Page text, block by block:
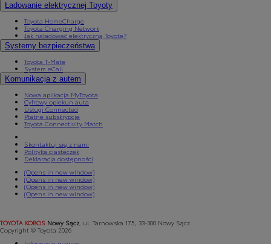
Ładowanie elektrycznej Toyoty
Toyota HomeCharge
Toyota Charging Network
Jak naładować elektryczną Toyotę?
Systemy bezpieczeństwa
Toyota T-Mate
System eCall
Komunikacja z autem
Nowa aplikacja MyToyota
Cyfrowy opiekun auta
Usługi Connected
Płatne subskrypcje
Toyota Connectivity Match
Skontaktuj się z nami
Polityka ciasteczek
Deklaracja dostępności
(Opens in new window)
(Opens in new window)
(Opens in new window)
(Opens in new window)
TOYOTA KOBOS Nowy Sącz, ul. Tarnowska 175, 33-300 Nowy Sącz
Copyright © Toyota 2026